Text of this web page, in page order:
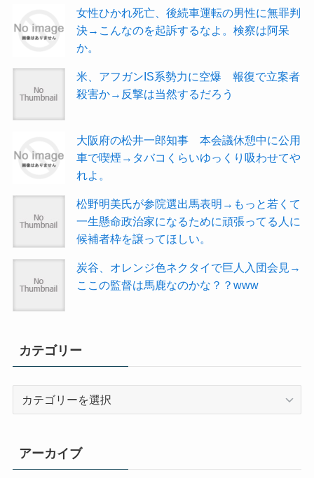
女性ひかれ死亡、後続車運転の男性に無罪判
決→こんなのを起訴するなよ。検察は阿呆
か。
米、アフガンIS系勢力に空爆 報復で立案者
殺害か→反撃は当然するだろう
大阪府の松井一郎知事 本会議休憩中に公用
車で喫煙→タバコくらいゆっくり吸わせてや
れよ。
松野明美氏が参院選出馬表明→もっと若くて
一生懸命政治家になるために頑張ってる人に
候補者枠を譲ってほしい。
炭谷、オレンジ色ネクタイで巨人入団会見→
ここの監督は馬鹿なのかな？？www
カテゴリー
ー
アーカイブ